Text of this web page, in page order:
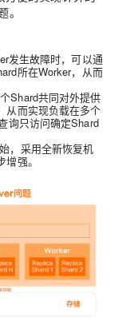
发生故障时，可以通
所在Worker，从而
Shard共同对外提供
从而实现负载在多个
询只访问确定Shard
，采用全新恢复机
强。